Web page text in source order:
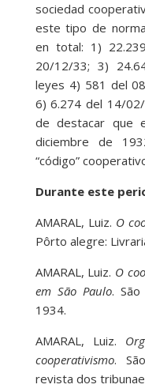
sociedad
este tipo de
en total: 1)
20/12/33; 3)
leyes 4) 581 del
6) 6.274 del 14/
de destacar que
diciembre de
“código”
Durante este
AMARAL, Luiz. O
Pôrto alegre:
AMARAL, Luiz. O
em São Paulo.
1934.
AMARAL, Luiz.
cooperativismo.
revista dos